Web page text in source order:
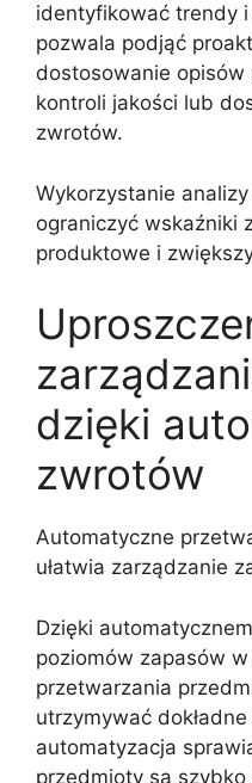
identyfikować trendy
pozwala podjąć
dostosowanie
kontroli jakości lub
zwrotów.
Wykorzystanie
ograniczyć wskaźniki
produktowe i
dzięki
zwrotów
Automatyczne
ułatwia zarządzanie
Dzięki
poziomów zapasów
przetwarzania
utrzymywać
automatyzacja
przedmioty są